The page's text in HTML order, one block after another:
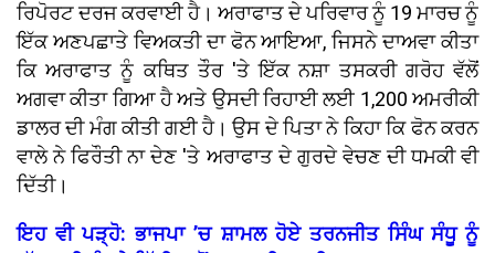
ਰਿਪੋਰਟ ਦਰਜ ਕਰਵਾਈ ਹੈ। ਅਰਾਫਾਤ ਦੇ ਪਰਿਵਾਰ ਨੂੰ 19 ਮਾਰਚ ਨੂੰ
ਇੱਕ ਅਣਪਛਾਤੇ ਵਿਅਕਤੀ ਦਾ ਫੋਨ ਆਇਆ, ਜਿਸਨੇ ਦਾਅਵਾ ਕੀਤਾ
ਕਿ ਅਰਾਫਾਤ ਨੂੰ ਕਥਿਤ ਤੌਰ 'ਤੇ ਇੱਕ ਨਸ਼ਾ ਤਸਕਰੀ ਗਰੋਹ ਵੱਲੋਂ
ਅਗਵਾ ਕੀਤਾ ਗਿਆ ਹੈ ਅਤੇ ਉਸਦੀ ਰਿਹਾਈ ਲਈ 1,200 ਅਮਰੀਕੀ
ਡਾਲਰ ਦੀ ਮੰਗ ਕੀਤੀ ਗਈ ਹੈ। ਉਸ ਦੇ ਪਿਤਾ ਨੇ ਕਿਹਾ ਕਿ ਫੋਨ ਕਰਨ
ਵਾਲੇ ਨੇ ਫਿਰੌਤੀ ਨਾ ਦੇਣ 'ਤੇ ਅਰਾਫਾਤ ਦੇ ਗੁਰਦੇ ਵੇਚਣ ਦੀ ਧਮਕੀ ਵੀ
ਦਿੱਤੀ।
ਇਹ ਵੀ ਪੜ੍ਹੋ: ਭਾਜਪਾ ’ਚ ਸ਼ਾਮਲ ਹੋਏ ਤਰਨਜੀਤ ਸਿੰਘ ਸੰਧੂ ਨੂੰ